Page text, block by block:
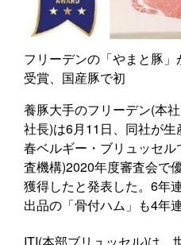
フリーデンの「やまと豚
受賞、国産豚で初
養豚大手のフリーデン(本
社長)は6月11日、同社が
春ベルギー・ブリュッセ
査機構)2020年度審査会で
獲得したと発表した。6年
出品の「骨付ハム」も4年
ITI(本部ブリュッセル)は、